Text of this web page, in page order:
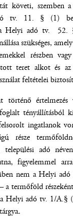
követi, szemben
tv. 11. § (1)
a Helyi adó tv.
szükséges,
részben vagy
teret alkot és az
feltételei
történő értelmezés
tényállításból
ingatlanok
része
adó
figyelemmel
nem a Helyi
a termőföld
Helyi adó tv. 1/A.§
.